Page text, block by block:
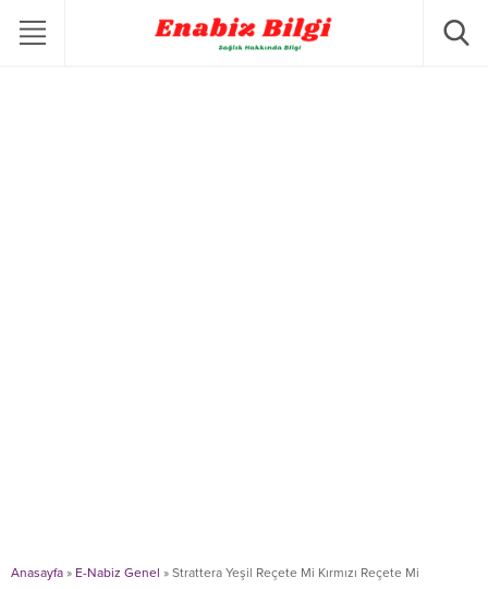
Anasayfa » E-Nabiz Genel » Strattera Yeşil Reçete Mi Kırmızı Reçete Mi